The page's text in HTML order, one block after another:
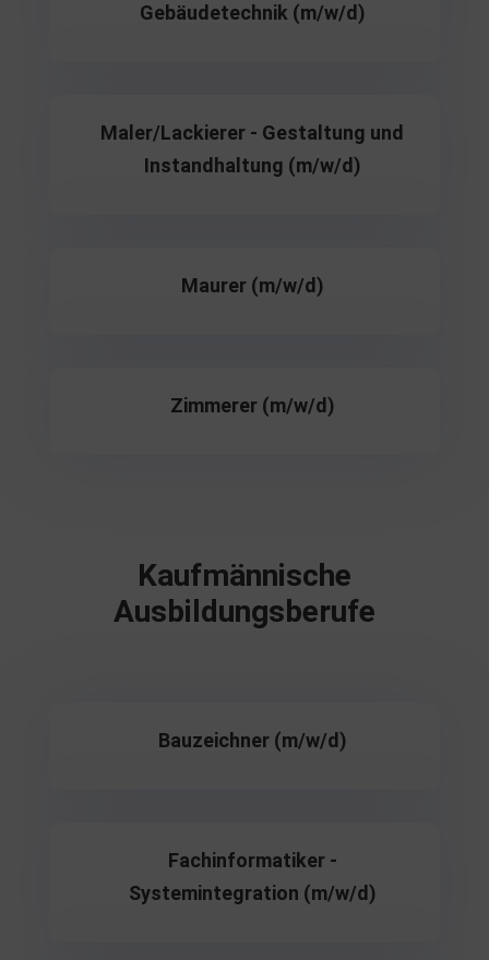
Gebäudetechnik (m/w/d)
Maler/Lackierer - Gestaltung und
Instandhaltung (m/w/d)
Maurer (m/w/d)
Zimmerer (m/w/d)
Kaufmännische
Ausbildungsberufe
Bauzeichner (m/w/d)
Fachinformatiker -
Systemintegration (m/w/d)